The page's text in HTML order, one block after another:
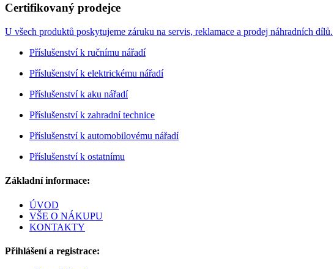
Certifikovaný prodejce
U všech produktů poskytujeme záruku na servis, reklamace a prodej náhradních dílů.
Příslušenství k ručnímu nářadí
Příslušenství k elektrickému nářadí
Příslušenství k aku nářadí
Příslušenství k zahradní technice
Příslušenství k automobilovému nářadí
Příslušenství k ostatnímu
Základní informace:
ÚVOD
VŠE O NÁKUPU
KONTAKTY
Přihlášení a registrace: